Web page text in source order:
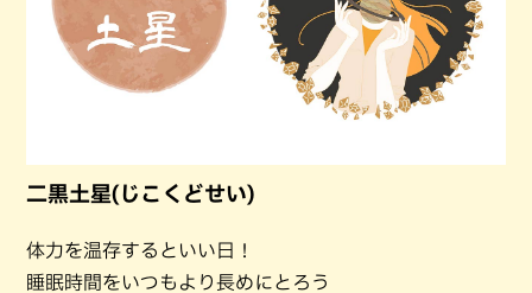
二黒土星(じこくどせい)
体力を温存するといい日！
睡眠時間をいつもより長めにとろう